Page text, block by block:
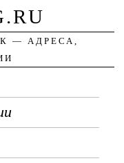
— АДРЕСА,